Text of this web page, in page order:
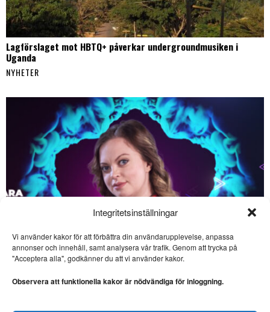
Integritetsinställningar
Vi använder kakor för att förbättra din användarupplevelse, anpassa
annonser och innehåll, samt analysera vår trafik. Genom att trycka på
"Acceptera alla", godkänner du att vi använder kakor.
Observera att funktionella kakor är nödvändiga för inloggning.
Lagförslaget mot HBTQ+ påverkar undergroundmusiken i
Uganda
NYHETER
SE ÄVEN
datorspel en konstform